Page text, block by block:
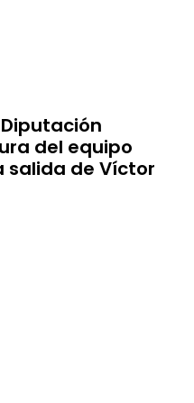
del equipo
salida de Víctor